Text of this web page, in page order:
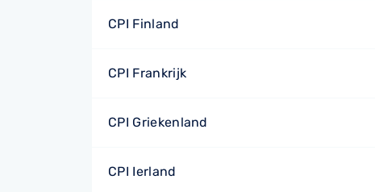
CPI Finland
CPI Frankrijk
CPI Griekenland
CPI Ierland